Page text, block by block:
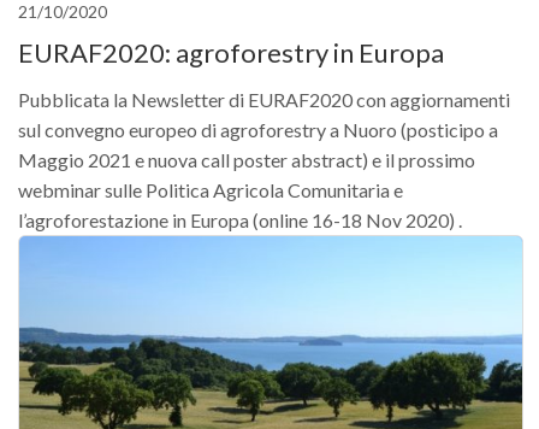
21/10/2020
EURAF2020: agroforestry in Europa
Pubblicata la Newsletter di EURAF2020 con aggiornamenti
sul convegno europeo di agroforestry a Nuoro (posticipo a
Maggio 2021 e nuova call poster abstract) e il prossimo
webminar sulle Politica Agricola Comunitaria e
l’agroforestazione in Europa (online 16-18 Nov 2020) .